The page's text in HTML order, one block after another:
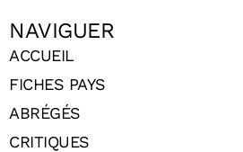
NAVIGUER
ACCUEIL
FICHES PAYS
ABRÉGÉS
CRITIQUES